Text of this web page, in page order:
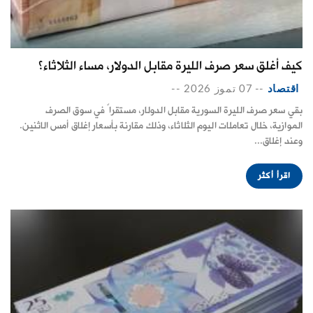
كيف أغلق سعر صرف الليرة مقابل الدولار، مساء الثلاثاء؟
اقتصاد -- 07 تموز 2026 --
بقي سعر صرف الليرة السورية مقابل الدولار، مستقراً في سوق الصرف
الموازية، خلال تعاملات اليوم الثلاثاء، وذلك مقارنة بأسعار إغلاق أمس الاثنين.
وعند إغلاق...
اقرأ أكثر